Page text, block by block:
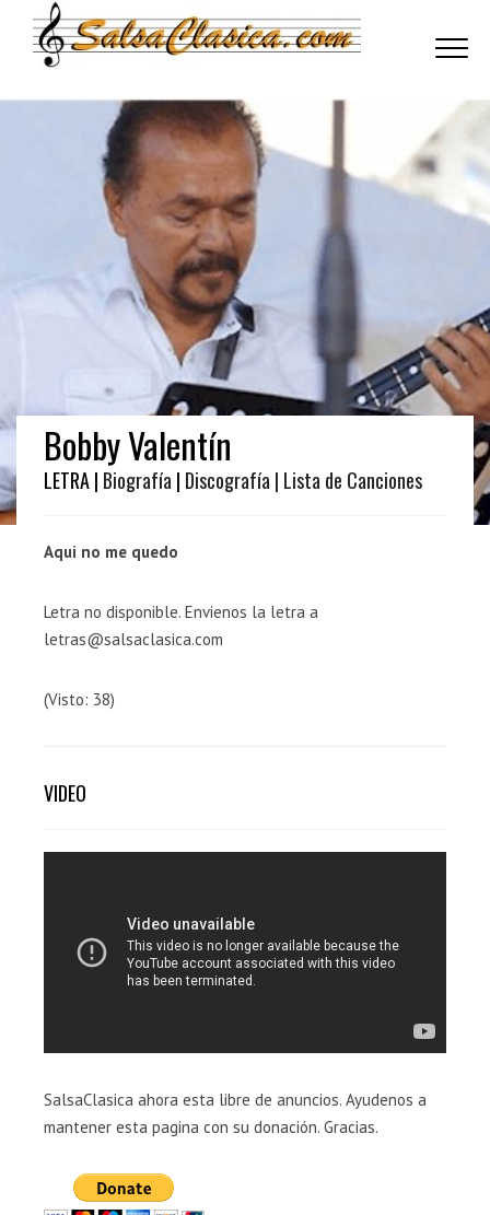
Bobby Valentín
LETRA | Biografía | Discografía | Lista de Canciones
Aqui no me quedo
Letra no disponible. Envienos la letra a
letras@salsaclasica.com
(Visto: 38)
VIDEO
SalsaClasica ahora esta libre de anuncios. Ayudenos a
mantener esta pagina con su donación. Gracias.